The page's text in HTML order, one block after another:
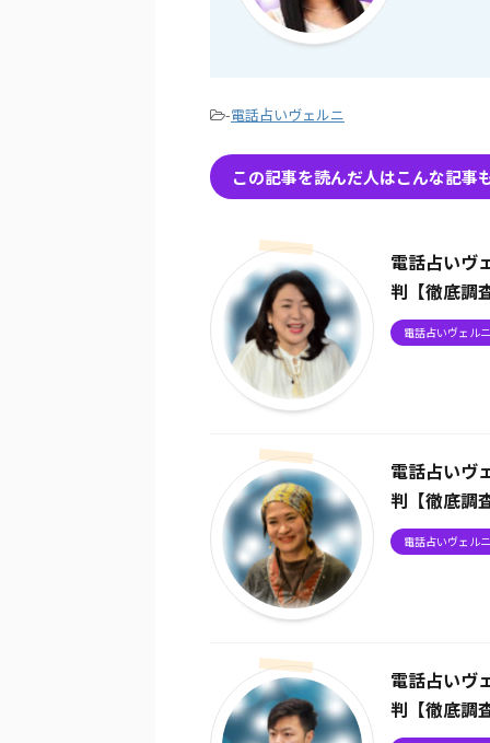
-電話占いヴェルニ
この記事を読んだ人はこんな記事
電話占いヴ
判【徹底調
電話占いヴェルニ
電話占いヴ
判【徹底調
電話占いヴェルニ
電話占いヴ
判【徹底調